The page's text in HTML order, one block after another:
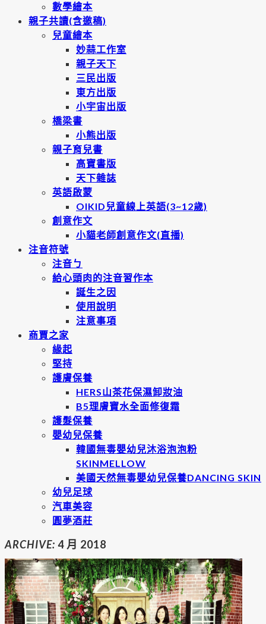
數學繪本
親子共讀(含邀稿)
兒童繪本
妙蒜工作室
親子天下
三民出版
東方出版
小宇宙出版
橋梁書
小熊出版
親子育兒書
高寶書版
天下雜誌
英語啟蒙
OIKID兒童線上英語(3~12歲)
創意作文
小貓老師創意作文(直播)
注音符號
注音ㄅ
給心頭肉的注音習作本
誕生之因
使用說明
注意事項
商賈之家
緣起
堅持
護膚保養
HERS山茶花保濕卸妝油
B5理膚寶水全面修復霜
護髮保養
嬰幼兒保養
韓國無毒嬰幼兒沐浴泡泡粉
SKINMELLOW
美國天然無毒嬰幼兒保養DANCING SKIN
幼兒足球
汽車美容
圓夢酒莊
ARCHIVE: 4 月 2018